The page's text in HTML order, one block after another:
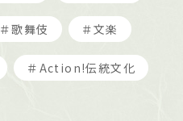
＃歌舞伎 ＃文楽
＃Action!伝統文化